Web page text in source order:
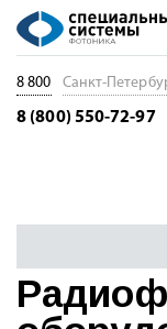
8 800 Санкт-
8 (800) 550-72-97